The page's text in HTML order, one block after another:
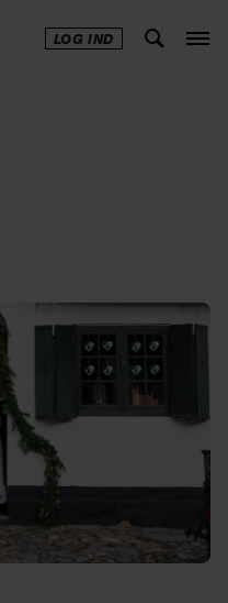
LOG IND